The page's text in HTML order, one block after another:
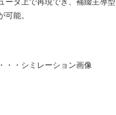
ータ上で再現でき、補綴主導型
可能。
・・シミレーション画像